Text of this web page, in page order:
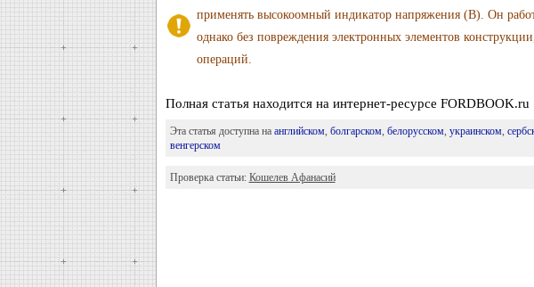
применять высокоомный индикатор напряжения (В). Он
однако без повреждения электронных элементов
операций.
Полная статья находится на интернет-ресурсе FORDBOOK.ru
Эта статья доступна на английском, болгарском, белорусском, украинском,
венгерском
Проверка статьи: Кошелев Афанасий